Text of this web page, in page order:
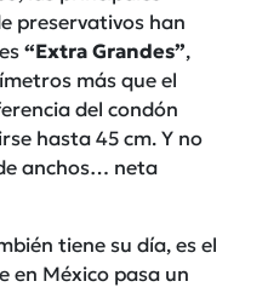
preservativos han
“Extra Grandes”,
más que el
del condón
hasta 45 cm. Y no
anchos… neta
tiene su día, es el
en México pasa un